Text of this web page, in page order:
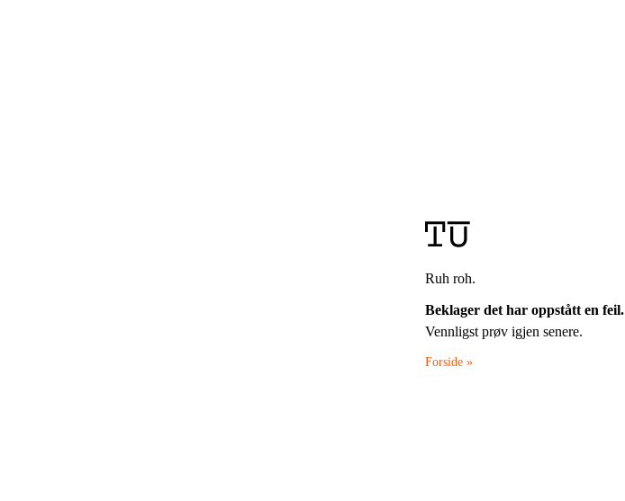
Ruh roh.
Beklager det har oppstått en feil.
Vennligst prøv igjen senere.
Forside »